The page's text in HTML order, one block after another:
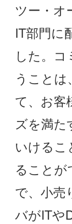
ツー・オ
IT部門に
した。
うこと
て、お客
ズを満た
いけるこ
ること
で、小売
バがITや